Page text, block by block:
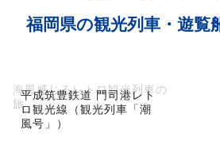
福岡県の観光列車・遊覧
平成筑豊鉄道 門司港レト
ロ観光線（観光列車「潮
風号」）
海風感じるレトロ観光列車の
旅